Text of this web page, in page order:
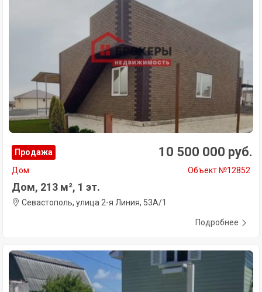
Продажа 10 500 000 руб.
Дом Объект №12852
Дом, 213 м², 1 эт.
Севастополь, улица 2-я Линия, 53А/1
Подробнее